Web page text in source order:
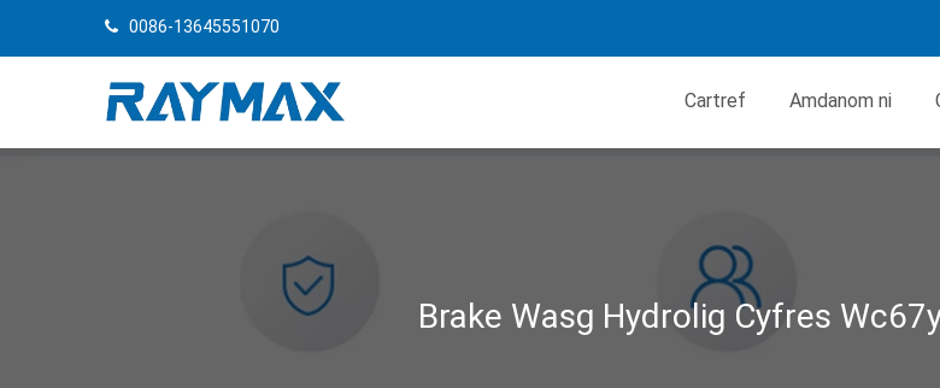
0086-13645551070
Cartref Amdanom ni
Brake Wasg Hydrolig Cyfres